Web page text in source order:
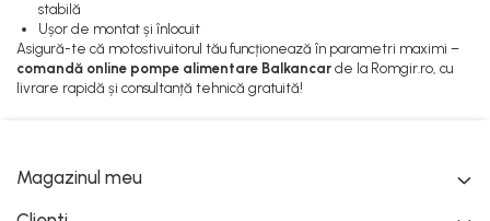
stabilă
Ușor de montat și înlocuit
Asigură-te că motostivuitorul tău funcționează în parametri maximi –
comandă online pompe alimentare Balkancar de la Romgir.ro, cu
livrare rapidă și consultanță tehnică gratuită!
Magazinul meu